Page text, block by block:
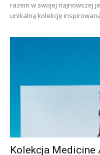
razem w swojej najnowszej
unikalną kolekcję
Kolekcja Medicine